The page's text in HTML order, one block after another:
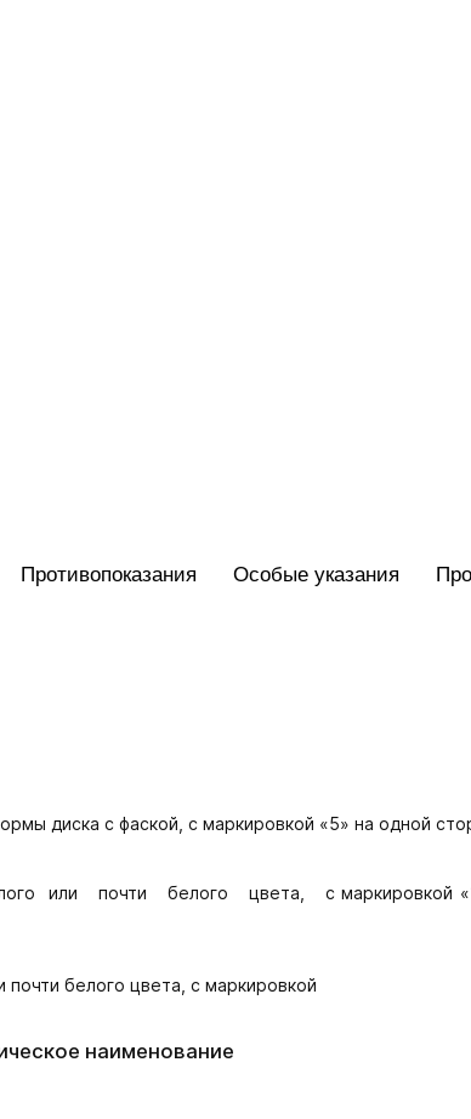
Противопоказания Особые указания
диска с фаской, с маркировкой «5» на одной
или почти белого цвета, с маркировкой
почти белого цвета, с маркировкой
наименование